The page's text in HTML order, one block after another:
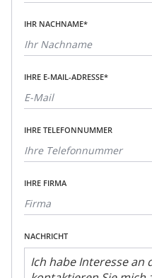
IHR NACHNAME*
IHRE E-MAIL-ADRESSE*
IHRE TELEFONNUMMER
IHRE FIRMA
NACHRICHT